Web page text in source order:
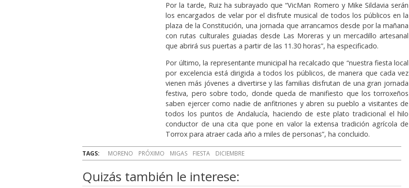
Por la tarde, Ruiz ha subrayado que “VicMan Romero y Mike Sildavia serán
los encargados de velar por el disfrute musical de todos los públicos en la
plaza de la Constitución, una jornada que arrancamos desde por la mañana
con rutas culturales guiadas desde Las Moreras y un mercadillo artesanal
que abrirá sus puertas a partir de las 11.30 horas”, ha especificado.
Por último, la representante municipal ha recalcado que “nuestra fiesta local
por excelencia está dirigida a todos los públicos, de manera que cada vez
vienen más jóvenes a divertirse y las familias disfrutan de una gran jornada
festiva, pero sobre todo, donde queda de manifiesto que los torroxeños
saben ejercer como nadie de anfitriones y abren su pueblo a visitantes de
todos los puntos de Andalucía, haciendo de este plato tradicional el hilo
conductor de una cita que pone en valor la extensa tradición agrícola de
Torrox para atraer cada año a miles de personas”, ha concluido.
TAGS: MORENO PRÓXIMO MIGAS FIESTA DICIEMBRE
Quizás también le interese: